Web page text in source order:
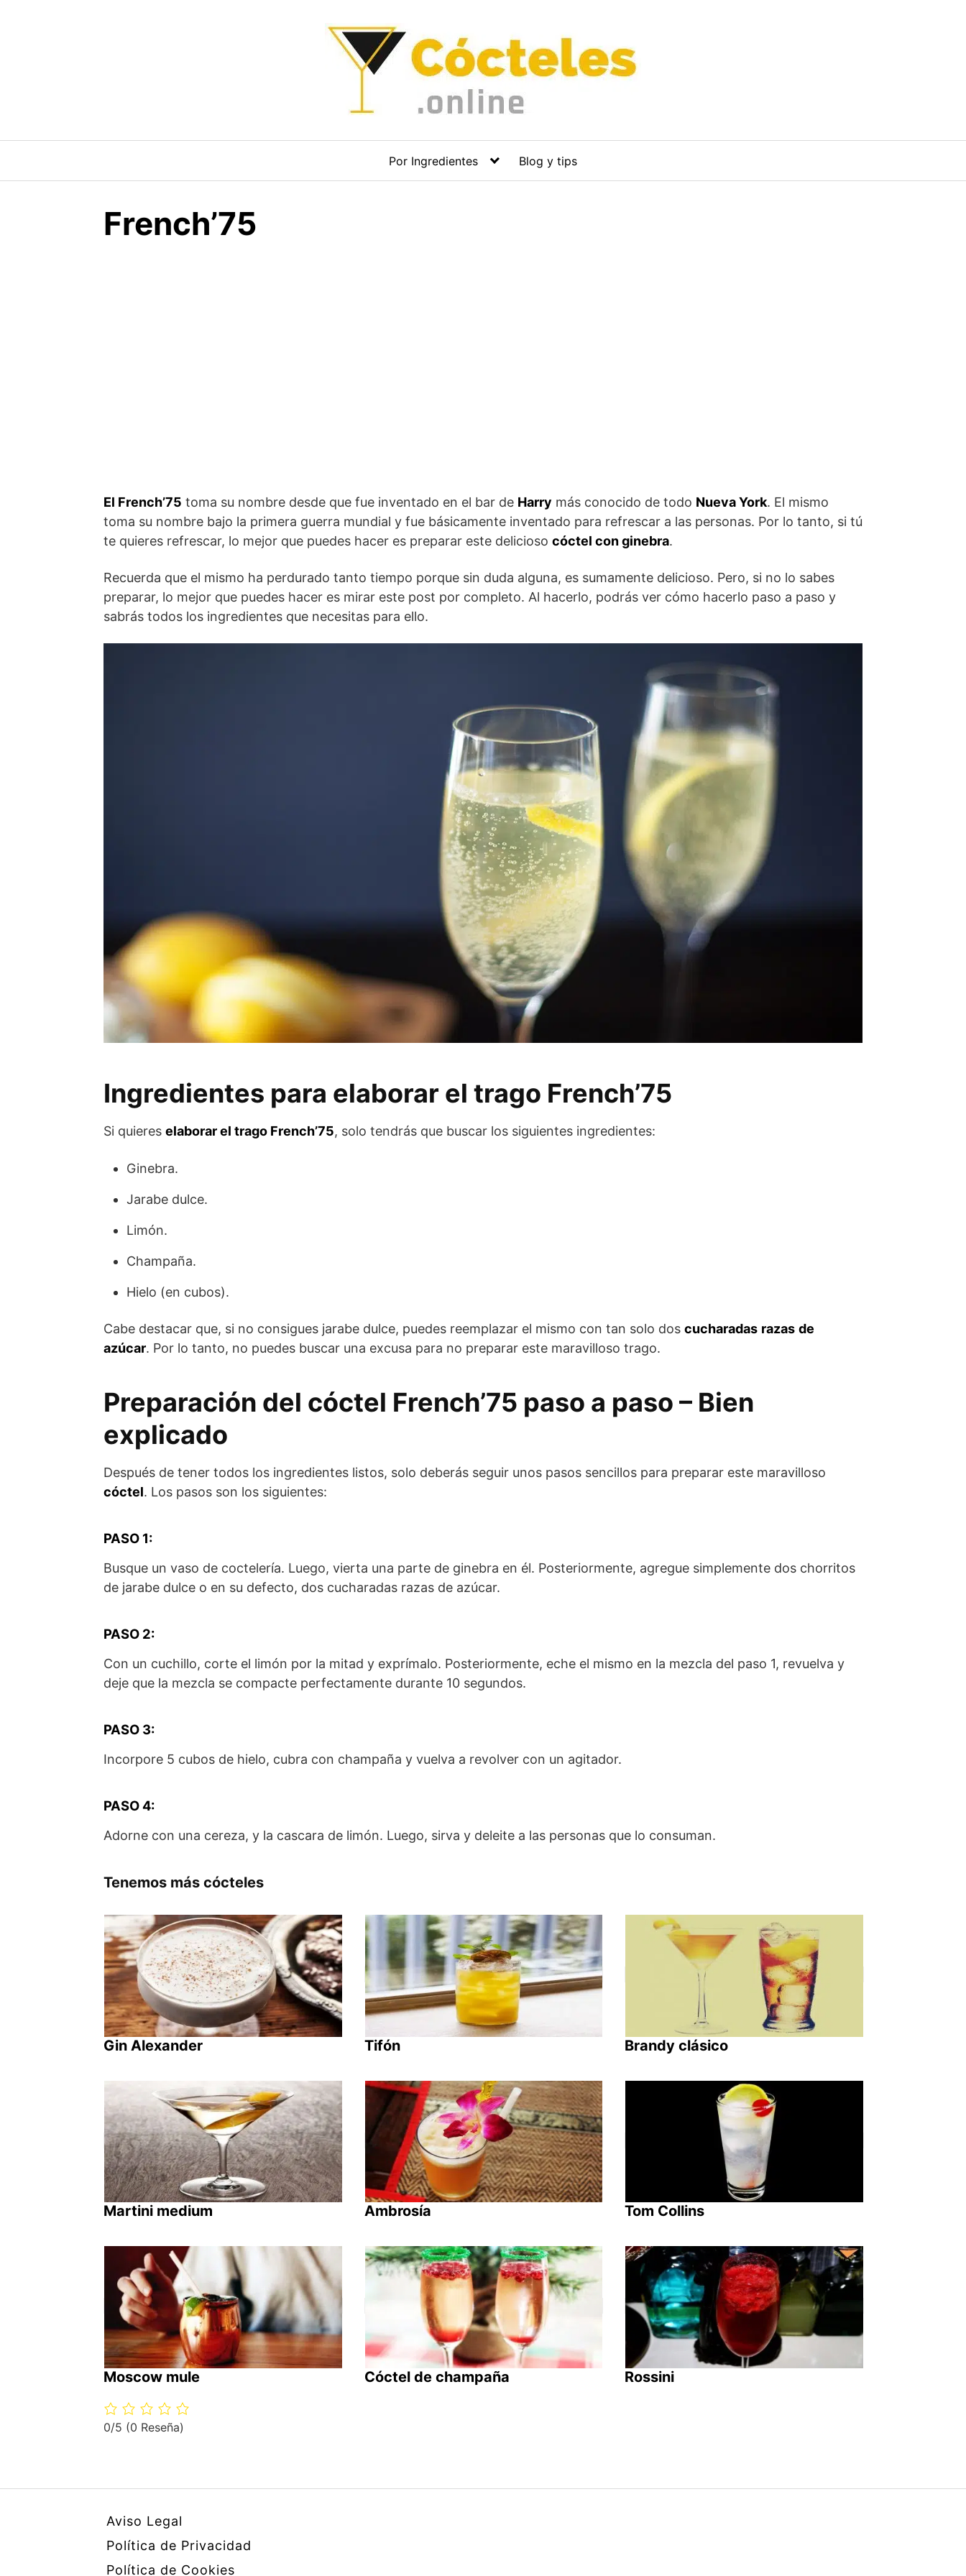
Por Ingredientes Blog y tips
French’75
El French’75 toma su nombre desde que fue inventado en el bar de Harry más conocido de todo Nueva York. El mismo
toma su nombre bajo la primera guerra mundial y fue básicamente inventado para refrescar a las personas. Por lo tanto, si tú
te quieres refrescar, lo mejor que puedes hacer es preparar este delicioso cóctel con ginebra.
Recuerda que el mismo ha perdurado tanto tiempo porque sin duda alguna, es sumamente delicioso. Pero, si no lo sabes
preparar, lo mejor que puedes hacer es mirar este post por completo. Al hacerlo, podrás ver cómo hacerlo paso a paso y
sabrás todos los ingredientes que necesitas para ello.
Ingredientes para elaborar el trago French’75
Si quieres elaborar el trago French’75, solo tendrás que buscar los siguientes ingredientes:
Ginebra.
Jarabe dulce.
Limón.
Champaña.
Hielo (en cubos).
Cabe destacar que, si no consigues jarabe dulce, puedes reemplazar el mismo con tan solo dos cucharadas razas de
azúcar. Por lo tanto, no puedes buscar una excusa para no preparar este maravilloso trago.
Preparación del cóctel French’75 paso a paso – Bien
explicado
Después de tener todos los ingredientes listos, solo deberás seguir unos pasos sencillos para preparar este maravilloso
cóctel. Los pasos son los siguientes:
PASO 1:
Busque un vaso de coctelería. Luego, vierta una parte de ginebra en él. Posteriormente, agregue simplemente dos chorritos
de jarabe dulce o en su defecto, dos cucharadas razas de azúcar.
PASO 2:
Con un cuchillo, corte el limón por la mitad y exprímalo. Posteriormente, eche el mismo en la mezcla del paso 1, revuelva y
deje que la mezcla se compacte perfectamente durante 10 segundos.
PASO 3:
Incorpore 5 cubos de hielo, cubra con champaña y vuelva a revolver con un agitador.
PASO 4:
Adorne con una cereza, y la cascara de limón. Luego, sirva y deleite a las personas que lo consuman.
Tenemos más cócteles
Gin Alexander Tifón Brandy clásico
Martini medium Ambrosía Tom Collins
Moscow mule Cóctel de champaña Rossini
0/5 (0 Reseña)
Aviso Legal
Política de Privacidad
Política de Cookies